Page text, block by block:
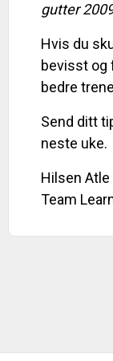
gutter
Hvis du
bevisst og
bedre
Send ditt
neste uke.
Hilsen Atle
Team